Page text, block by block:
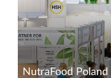
Wschodniej,
NutraFood